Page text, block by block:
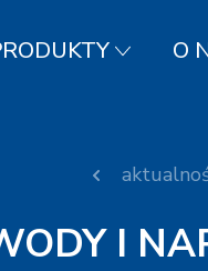
O
I